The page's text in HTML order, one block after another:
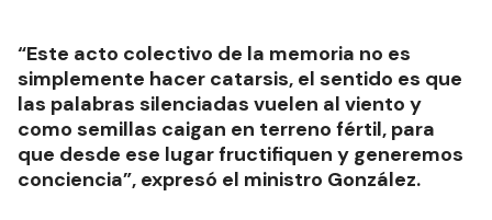
“Este acto colectivo de la memoria no es
simplemente hacer catarsis, el sentido es que
las palabras silenciadas vuelen al viento y
como semillas caigan en terreno fértil, para
que desde ese lugar fructifiquen y generemos
conciencia”, expresó el ministro González.